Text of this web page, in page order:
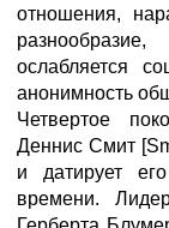
отношения,
ослабляется
анонимность
Четвертое
Деннис Смит
и датирует
времени.